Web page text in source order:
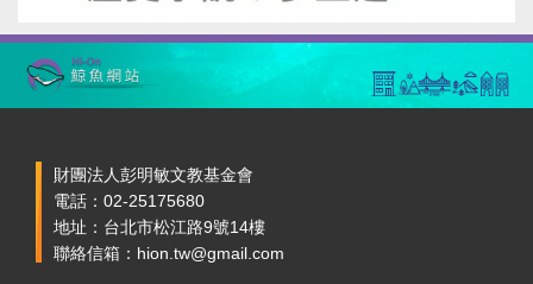
財團法人彭明敏文教基金會
電話：02-25175680
地址：台北市松江路9號14樓
聯絡信箱：hion.tw@gmail.com